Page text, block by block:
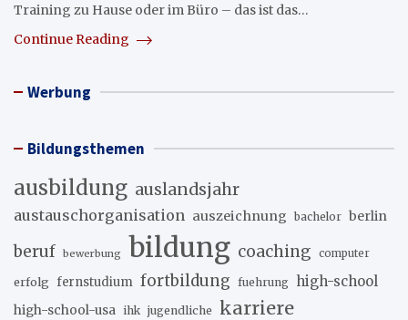
Training zu Hause oder im Büro – das ist das…
Continue Reading
Werbung
Bildungsthemen
ausbildung auslandsjahr
austauschorganisation auszeichnung bachelor berlin
beruf bewerbung bildung coaching computer
erfolg fernstudium fortbildung fuehrung high-school
high-school-usa ihk jugendliche karriere